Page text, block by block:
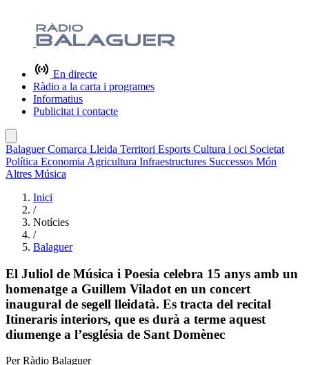
En directe
Ràdio a la carta i programes
Informatius
Publicitat i contacte
BalaguerComarca Lleida Territori Esports Cultura i oci Societat
Política Economia Agricultura Infraestructures Successos Món
Altres Música
Inici
/
Notícies
/
Balaguer
El Juliol de Música i Poesia celebra 15 anys amb un
homenatge a Guillem Viladot en un concert
inaugural de segell lleidatà. Es tracta del recital
Itineraris interiors, que es durà a terme aquest
diumenge a l’església de Sant Domènec
Per Ràdio Balaguer